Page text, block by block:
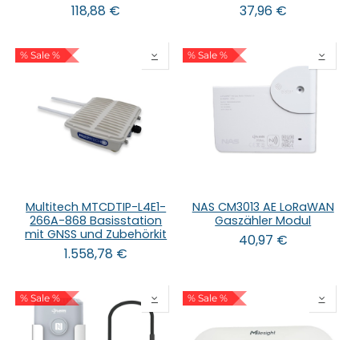
118,88 € 37,96€
% Sale %
Multitech MTCDTIP-L4E1-
266A-868 Basisstation
mit GNSS und Zubehörkit
1.558,78 €
% Sale %
NAS CM3013 AE LoRaWAN
Gaszähler Modul
40,97 €
% Sale % % Sale %